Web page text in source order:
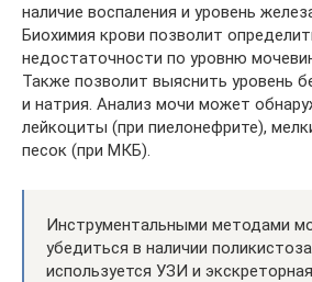
наличие воспаления и уровень
Биохимия крови позволит
недостаточности по уровню
Также позволит выяснить уровень
и натрия. Анализ мочи может
лейкоциты (при пиелонефрите),
песок (при МКБ).
Инструментальными методами
убедиться в наличии
используется УЗИ и